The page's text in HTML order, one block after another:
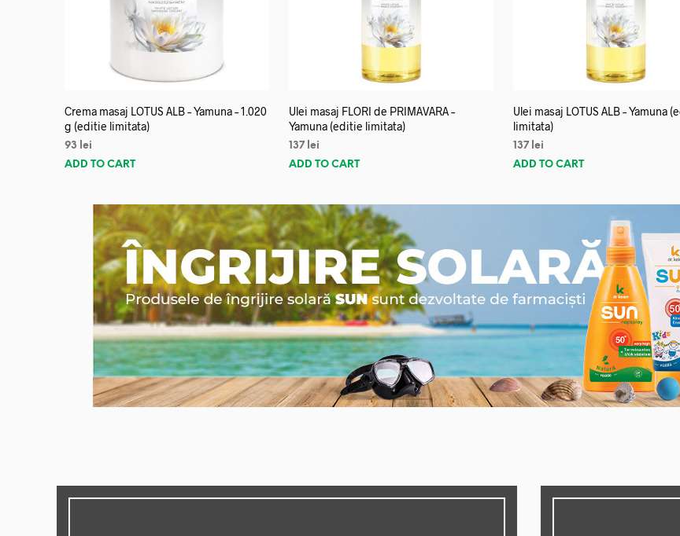
Crema masaj LOTUS ALB – Yamuna – 1.020
g (editie limitata)
93
lei
ADD TO CART
Ulei masaj FLORI de PRIMAVARA –
Yamuna (editie limitata)
137 lei
ADD TO CART
Ulei masaj LOTUS ALB – Yamuna
limitata)
137 lei
ADD TO CART